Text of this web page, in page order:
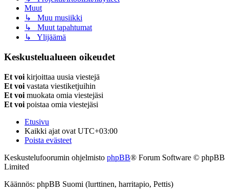
Muut
↳ Muu musiikki
↳ Muut tapahtumat
↳ Ylijäämä
Keskustelualueen oikeudet
Et voi kirjoittaa uusia viestejä
Et voi vastata viestiketjuihin
Et voi muokata omia viestejäsi
Et voi poistaa omia viestejäsi
Etusivu
Kaikki ajat ovat UTC+03:00
Poista evästeet
Keskustelufoorumin ohjelmisto phpBB® Forum Software © phpBB
Limited
Käännös: phpBB Suomi (lurttinen, harritapio, Pettis)